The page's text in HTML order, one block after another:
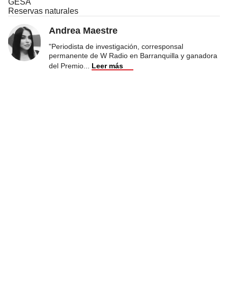
Reservas naturales
Andrea Maestre
"Periodista de investigación, corresponsal
permanente de W Radio en Barranquilla y ganadora
del Premio
Leer más